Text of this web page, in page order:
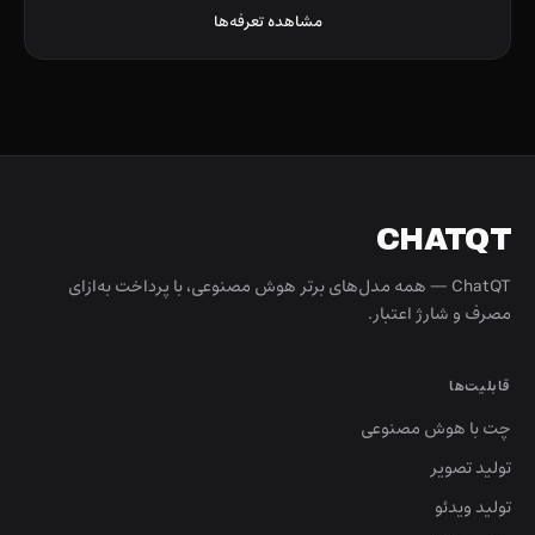
مشاهده تعرفه‌ها
CHATQT
ChatQT — همه مدل‌های برتر هوش مصنوعی، با پرداخت به‌ازای
مصرف و شارژ اعتبار.
قابلیت‌ها
چت با هوش مصنوعی
تولید تصویر
تولید ویدئو